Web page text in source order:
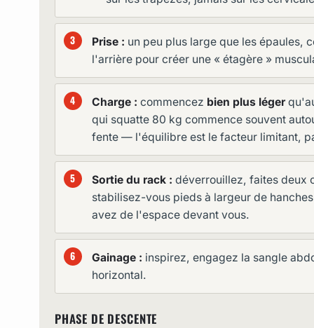
Prise : un peu plus large que les épaules,
l'arrière pour créer une « étagère »
Charge : commencez bien plus léger
qui squatte 80 kg commence souvent
fente — l'équilibre est le facteur limitant,
Sortie du rack : déverrouillez, faites deux
stabilisez-vous pieds à largeur de
avez de l'espace devant vous.
Gainage : inspirez, engagez la sangle
horizontal.
PHASE DE DESCENTE